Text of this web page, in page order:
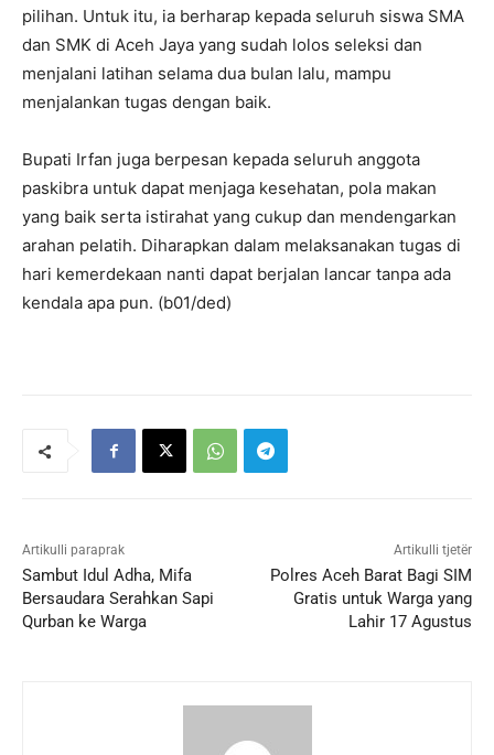
pilihan. Untuk itu, ia berharap kepada seluruh siswa SMA
dan SMK di Aceh Jaya yang sudah lolos seleksi dan
menjalani latihan selama dua bulan lalu, mampu
menjalankan tugas dengan baik.
Bupati Irfan juga berpesan kepada seluruh anggota
paskibra untuk dapat menjaga kesehatan, pola makan
yang baik serta istirahat yang cukup dan mendengarkan
arahan pelatih. Diharapkan dalam melaksanakan tugas di
hari kemerdekaan nanti dapat berjalan lancar tanpa ada
kendala apa pun. (b01/ded)
Artikulli paraprak
Sambut Idul Adha, Mifa
Bersaudara Serahkan Sapi
Qurban ke Warga
Artikulli tjetër
Polres Aceh Barat Bagi SIM
Gratis untuk Warga yang
Lahir 17 Agustus